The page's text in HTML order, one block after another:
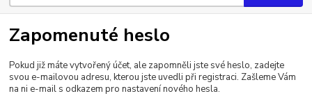
Zapomenuté heslo
Pokud již máte vytvořený účet, ale zapomněli jste své heslo, zadejte
svou e-mailovou adresu, kterou jste uvedli při registraci. Zašleme Vám
na ni e-mail s odkazem pro nastavení nového hesla.